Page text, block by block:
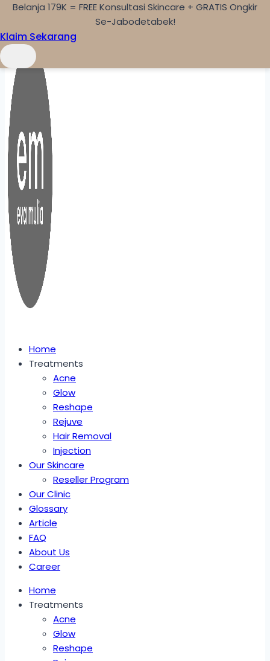
Skip to content
Home
Treatments
Acne
Glow
Reshape
Rejuve
Hair Removal
Injection
Our Skincare
Reseller Program
Our Clinic
Glossary
Article
FAQ
About Us
Career
Home
Treatments
Acne
Glow
Reshape
Belanja 179K = FREE Konsultasi Skincare + GRATIS Ongkir
Se-Jabodetabek!
Klaim Sekarang